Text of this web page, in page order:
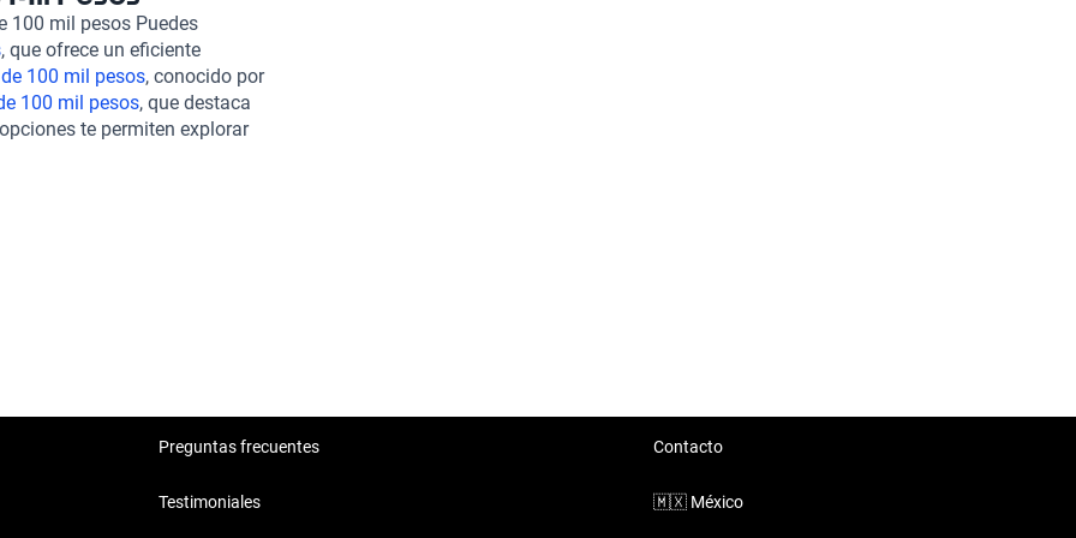
por ti y garantiza que
de 240 puntos,
opciones de financiamiento
el proceso de compra es
de contratar una garantía
como el
Nissan Altima
100 mil pesos Puedes
, que ofrece un eficiente
100 mil pesos, conocido por
100 mil pesos, que destaca
te permiten explorar
necesidades y estilo de vida,
Preguntas frecuentes
Testimoniales
Contacto
🇲🇽 México